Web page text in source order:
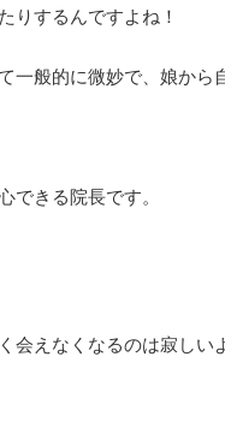
りするんですよね！
一般的に微妙で、娘から
できる院長です。
会えなくなるのは寂しい